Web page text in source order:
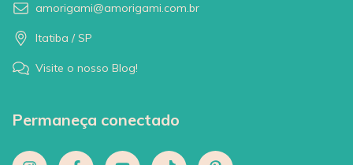
amorigami@amorigami.com.br
Itatiba / SP
Visite o nosso Blog!
Permaneça conectado